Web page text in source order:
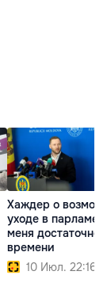
Хаждер о
уходе в
меня достаточно
времени
10 Июл. 22:16